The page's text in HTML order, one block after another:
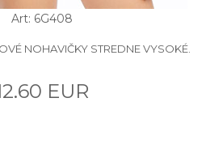
Art: 6G408
NOHAVIČKY STREDNE VYSOKÉ.
EUR